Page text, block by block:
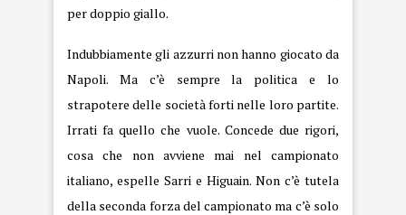
per doppio giallo.
Indubbiamente gli azzurri non hanno giocato da
Napoli. Ma c’è sempre la politica e lo
strapotere delle società forti nelle loro partite.
Irrati fa quello che vuole. Concede due rigori,
cosa che non avviene mai nel campionato
italiano, espelle Sarri e Higuain. Non c’è tutela
della seconda forza del campionato ma c’è solo